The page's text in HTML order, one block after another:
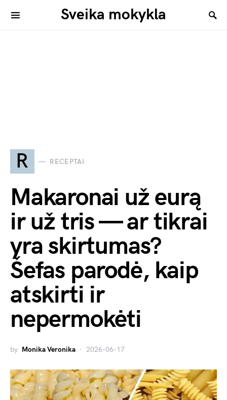
Sveika mokykla
R RECEPTAI
Makaronai už eurą
ir už tris — ar tikrai
yra skirtumas?
Šefas parodė, kaip
atskirti ir
nepermokėti
by Monika Veronika 2026-06-17